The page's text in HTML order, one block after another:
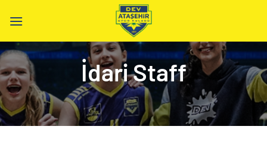
atla
İdari Staff